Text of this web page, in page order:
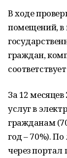
В ходе
помещений, в
граждан,
За 12
услуг в
гражданам
год – 70%).
через портал